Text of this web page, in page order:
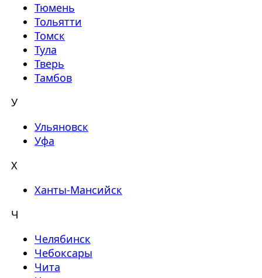
Тюмень
Тольятти
Томск
Тула
Тверь
Тамбов
У
Ульяновск
Уфа
Х
Ханты-Мансийск
Ч
Челябинск
Чебоксары
Чита